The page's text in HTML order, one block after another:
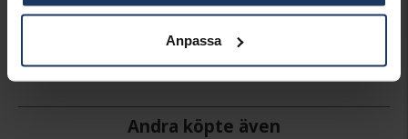
Anpassa
Örhängen i äkta silver
999:-
Örhängen i äkta silver och kubisk zirkonia
THOMAS SABO
929:-
Andra köpte även